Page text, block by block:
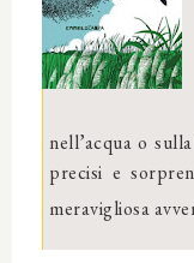
nell’acqua o
precisi e
meravigliosa